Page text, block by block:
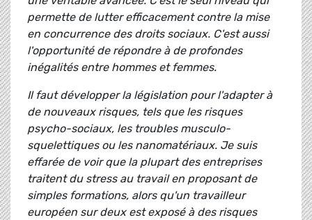
permette de lutter efficacement contre la mise
en concurrence des droits sociaux. C'est aussi
l'opportunité de répondre à de profondes
inégalités entre hommes et femmes.
Il faut développer la législation pour l'adapter à
de nouveaux risques, tels que les risques
psycho-sociaux, les troubles musculo-
squelettiques ou les nanomatériaux. Je suis
effarée de voir que la plupart des entreprises
traitent du stress au travail en proposant de
simples formations, alors qu'un travailleur
européen sur deux est exposé à des risques